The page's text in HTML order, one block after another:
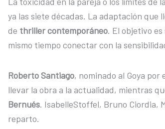
ya las siete décadas. La adaptación
de thriller contemporáneo. El objetivo
mismo tiempo conectar con la
Roberto Santiago, nominado al Goya
llevar la obra a la actualidad, mientras
Bernués. IsabelleStoffel, Bruno Ciordia,
reparto.